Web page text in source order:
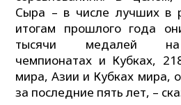
Сыра – в числе лучших в
итогам прошлого года
тысячи медалей на
чемпионатах и Кубках,
мира, Азии и Кубках мира,
за последние пять лет, –